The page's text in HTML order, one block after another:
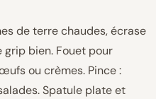
de terre chaudes, écrase
grip bien. Fouet pour
ou crèmes. Pince :
Spatule plate et